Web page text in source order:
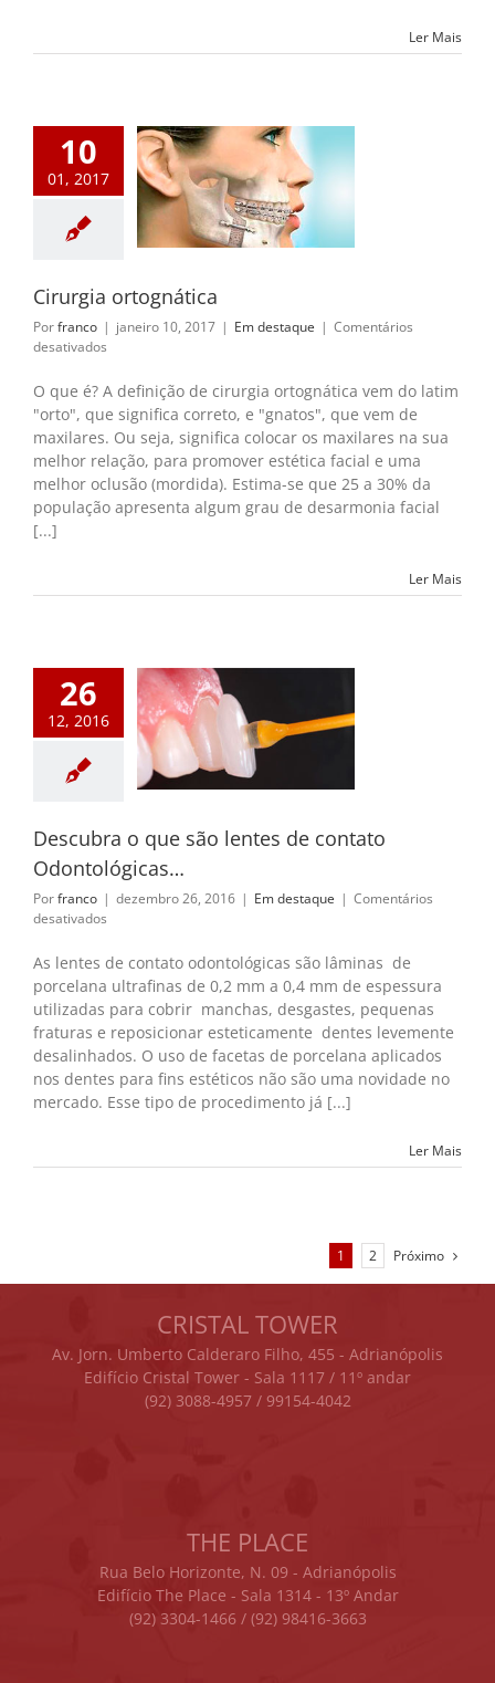
Ler Mais
10
01, 2017
ortognática
Cirurgia ortognática
Porfranco | janeiro 10, 2017 | Em destaque | Comentários
desativados
ortognática
O que é? A definição de cirurgia ortognática vem do latim
"orto", que significa correto, e "gnatos", que vem de
maxilares. Ou seja, significa colocar os maxilares na sua
melhor relação, para promover estética facial e uma
melhor oclusão (mordida). Estima-se que 25 a 30% da
população apresenta algum grau de desarmonia facial
[...]
Ler Mais
26
12, 2016
o que são lentes
contato
destaque
Descubra o que são lentes de contato
Odontológicas…
Porfranco | dezembro 26, 2016 | Em destaque | Comentários
desativados
o
que
são
lentes
de
contato
Odontológicas…
As lentes de contato odontológicas são lâminas de
porcelana ultrafinas de 0,2 mm a 0,4 mm de espessura
utilizadas para cobrir manchas, desgastes, pequenas
fraturas e reposicionar esteticamente dentes levemente
desalinhados. O uso de facetas de porcelana aplicados
nos dentes para fins estéticos não são uma novidade no
mercado. Esse tipo de procedimento já [...]
Ler Mais
1 2 Próximo
CRISTAL TOWER
Av. Jorn. Umberto Calderaro Filho, 455 - Adrianópolis
Edifício Cristal Tower - Sala 1117 / 11º andar
(92) 3088-4957 / 99154-4042
THE PLACE
Rua Belo Horizonte, N. 09 - Adrianópolis
Edifício The Place - Sala 1314 - 13º Andar
(92) 3304-1466 / (92) 98416-3663